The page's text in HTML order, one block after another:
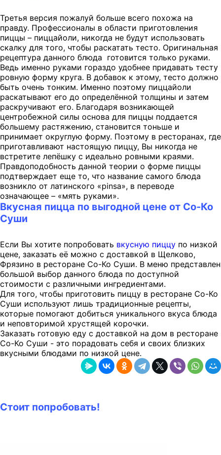
Третья версия пожалуй больше всего похожа на
правду. Профессионалы в области приготовления
пиццы – пиццайоли, никогда не будут использовать
скалку для того, чтобы раскатать тесто. Оригинальная
рецептура данного блюда готовится только руками.
Ведь именно руками гораздо удобнее придавать тесту
ровную форму круга. В добавок к этому, тесто должно
быть очень тонким. Именно поэтому пиццайоли
раскатывают его до определённой толщины и затем
раскручивают его. Благодаря возникающей
центробежной силы основа для пиццы поддается
большему растяжению, становится тоньше и
принимает округлую форму. Поэтому в ресторанах, где
приготавливают настоящую пиццу, Вы никогда не
встретите лепёшку с идеально ровными краями.
Правдоподобность данной теории о форме пиццы
подтверждает еще то, что название самого блюда
возникло от латинского «pinsa», в переводе
означающее – «мять руками».
Вкусная пицца по выгодной цене от Со-Ко
Суши
Если Вы хотите попробовать вкусную пиццу по низкой
цене, заказать её можно с доставкой в Щелково,
Фрязино в ресторане Со-Ко Суши. В меню представлен
большой выбор данного блюда по доступной
стоимости с различными ингредиентами.
Для того, чтобы приготовить пиццу в ресторане Со-Ко
Суши используют лишь традиционные рецепты,
которые помогают добиться уникального вкуса блюда
и неповторимой хрустящей корочки.
Заказать готовую еду с доставкой на дом в ресторане
Со-Ко Суши - это порадовать себя и своих близких
вкусными блюдами по низкой цене.
Стоит попробовать!